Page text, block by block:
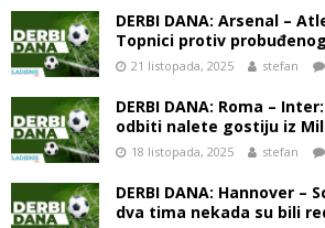
DERBI DANA: Arsenal –
Topnici protiv
21 listopada, 2025 stefan
DERBI DANA: Roma –
odbiti nalete gostiju iz
18 listopada, 2025 stefan
DERBI DANA: Hannover –
dva tima nekada su bili